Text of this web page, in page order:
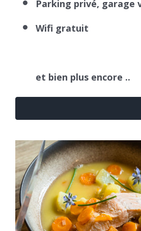
Parking privé, garage
Wifi gratuit
et bien plus encore ..